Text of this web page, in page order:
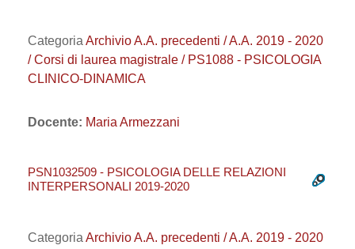
Categoria Archivio A.A. precedenti / A.A. 2019 - 2020
/ Corsi di laurea magistrale / PS1088 - PSICOLOGIA
CLINICO-DINAMICA
Docente: Maria Armezzani
PSN1032509 - PSICOLOGIA DELLE RELAZIONI
INTERPERSONALI 2019-2020
Categoria Archivio A.A. precedenti / A.A. 2019 - 2020